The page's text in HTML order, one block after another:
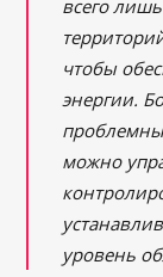
всего
чтобы
энергии.
можно
уровень